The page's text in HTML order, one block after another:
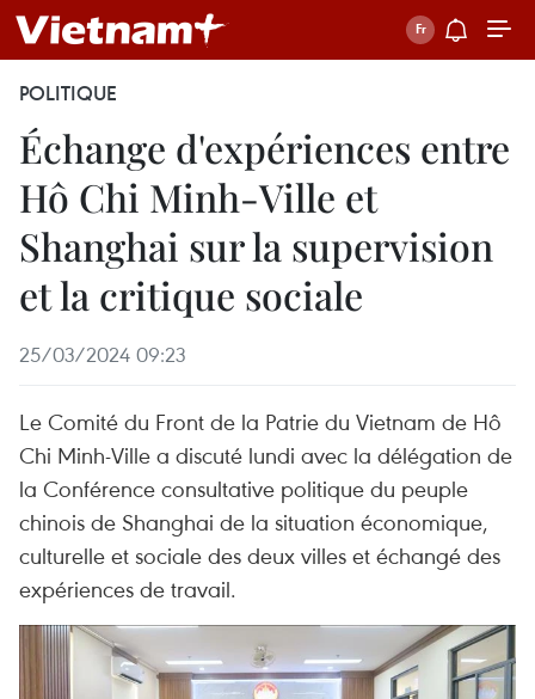
POLITIQUE
Échange d'expériences entre
Hô Chi Minh-Ville et
Shanghai sur la supervision
et la critique sociale
25/03/2024 09:23
Le Comité du Front de la Patrie du Vietnam de Hô
Chi Minh-Ville a discuté lundi avec la délégation de
la Conférence consultative politique du peuple
chinois de Shanghai de la situation économique,
culturelle et sociale des deux villes et échangé des
expériences de travail.